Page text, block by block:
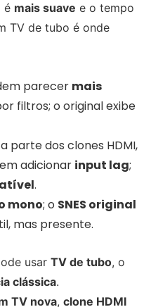
é mais suave e o tempo
TV de tubo é onde
parecer mais
filtros; o original exibe
parte dos clones HDMI,
adicionar input lag;
.
mono; o SNES original
mas presente.
usar TV de tubo, o
clássica.
TV nova, clone HDMI